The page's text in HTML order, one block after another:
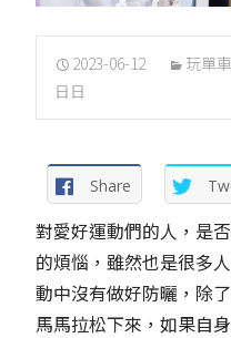
2023-06-12 玩單車
日日
Share
對愛好運動們的人，是
的煩惱，雖然也是很多
動中沒有做好防曬，除
馬馬拉松下來，如果自